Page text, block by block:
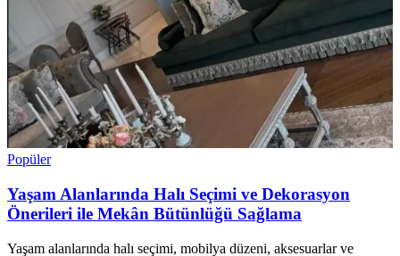
Popüler
Yaşam Alanlarında Halı Seçimi ve Dekorasyon
Önerileri ile Mekân Bütünlüğü Sağlama
Yaşam alanlarında halı seçimi, mobilya düzeni, aksesuarlar ve